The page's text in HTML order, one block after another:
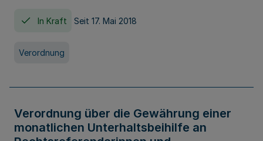
In Kraft Seit 17. Mai 2018
Verordnung
Verordnung über die Gewährung einer
monatlichen Unterhaltsbeihilfe an